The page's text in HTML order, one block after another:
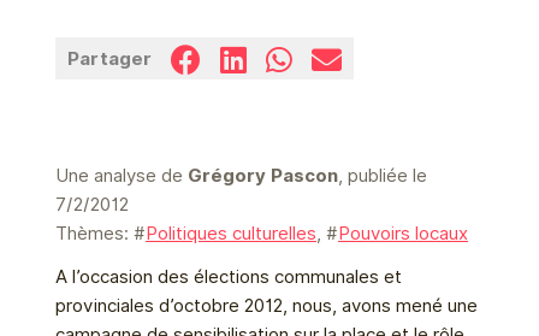
Partager
Une analyse de Grégory Pascon, publiée le
7/2/2012
Thèmes: #Politiques culturelles, #Pouvoirs locaux
A l’occasion des élections communales et
provinciales d’octobre 2012, nous, avons mené une